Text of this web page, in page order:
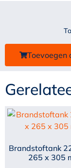
Toevoegen
Brandstoftank
265 x 305